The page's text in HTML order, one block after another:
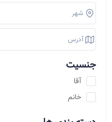
جنسیت
آقا
خانم